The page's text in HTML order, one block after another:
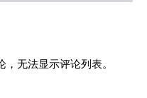
无法显示评论列表。